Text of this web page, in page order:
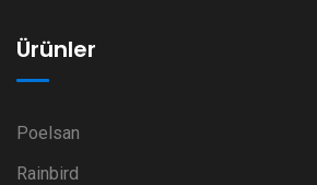
Ürünler
Poelsan
Rainbird